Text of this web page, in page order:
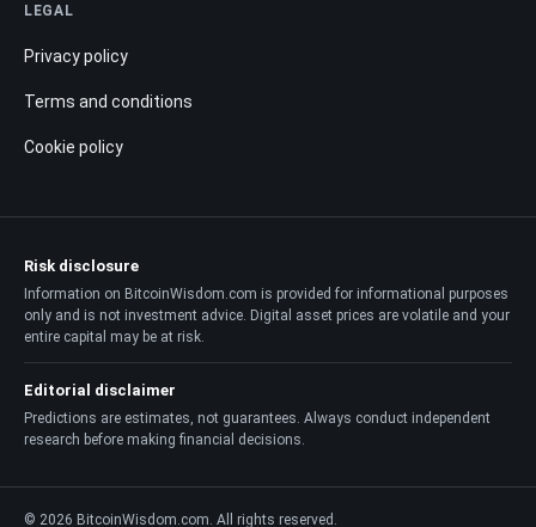
LEGAL
Privacy policy
Terms and conditions
Cookie policy
Risk disclosure
Information on BitcoinWisdom.com is provided for informational purposes
only and is not investment advice. Digital asset prices are volatile and your
entire capital may be at risk.
Editorial disclaimer
Predictions are estimates, not guarantees. Always conduct independent
research before making financial decisions.
© 2026 BitcoinWisdom.com. All rights reserved.